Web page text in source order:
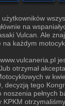
na
Vulcan. Ale
każdym
otrzymał
w
decyzją tego
noszenia pełnych
KPKM